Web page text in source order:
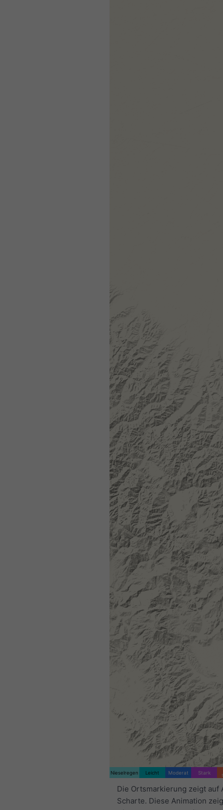
Nieselregen Leicht Moderat Stark
Die Ortsmarkierung zeigt auf
Scharte. Diese Animation